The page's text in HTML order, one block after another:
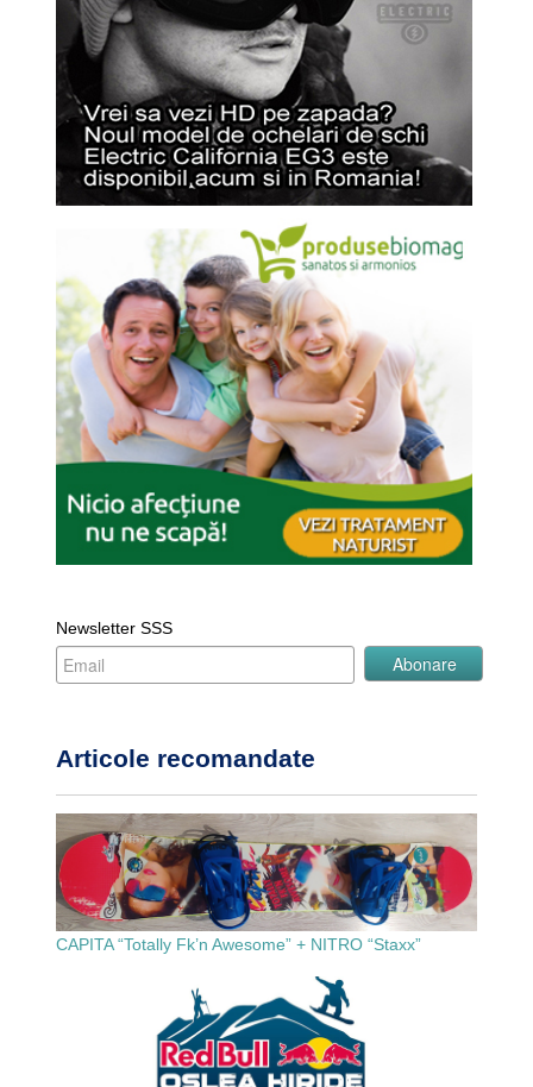
Newsletter SSS
Articole recomandate
CAPITA “Totally Fk’n Awesome” + NITRO “Staxx”